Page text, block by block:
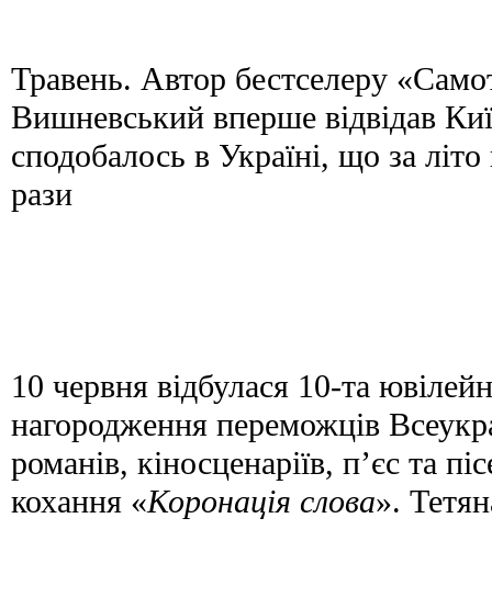
Травень. Автор бестселеру
Вишневський вперше відвідав
сподобалось в Україні, що за
рази
10 червня відбулася 10-та
нагородження переможців
романів, кіносценаріїв, п’єс та
кохання «Коронація слова».